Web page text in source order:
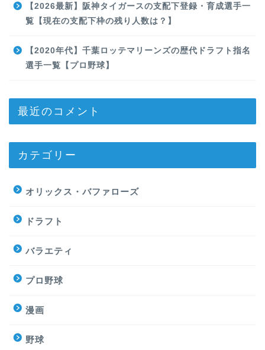
【2026最新】阪神タイガースの支配下登録・育成選手一
覧【現在の支配下枠の残り人数は？】
【2020年代】千葉ロッテマリーンズの歴代ドラフト指名
選手一覧【プロ野球】
最近のコメント
カテゴリー
オリックス・バファローズ
ドラフト
バラエティ
プロ野球
漫画
野球